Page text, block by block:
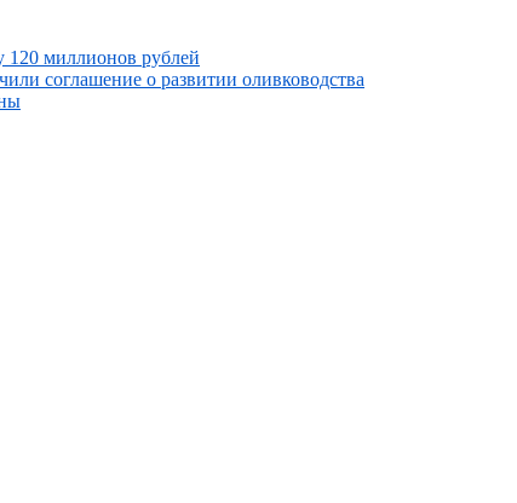
120 миллионов рублей
соглашение о развитии оливководства